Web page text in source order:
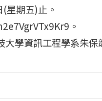
星期五)止。
。
大學資訊工程學系朱